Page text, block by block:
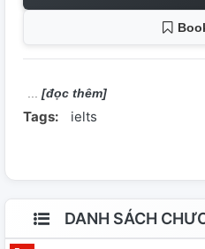
[đọc thêm]
Tags: ielts
DANH SÁCH